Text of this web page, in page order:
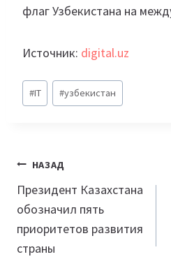
флаг Узбекистана на
Источник: digital.uz
Метки
записи:
#IT #узбекистан
Навигация
по
записям
НАЗАД
Президент Казахстана
обозначил пять
приоритетов развития
страны